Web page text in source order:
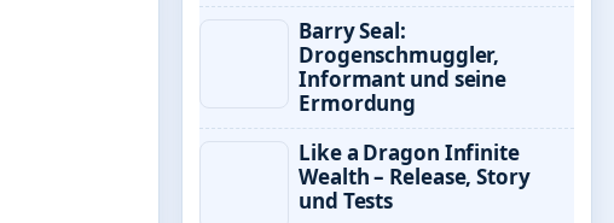
Barry Seal:
Drogenschmuggler,
Informant und seine
Ermordung
Like a Dragon Infinite
Wealth – Release, Story
und Tests